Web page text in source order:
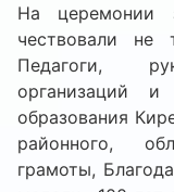
На церемонии
чествовали не
Педагоги,
организаций и
образования
районного,
грамоты,